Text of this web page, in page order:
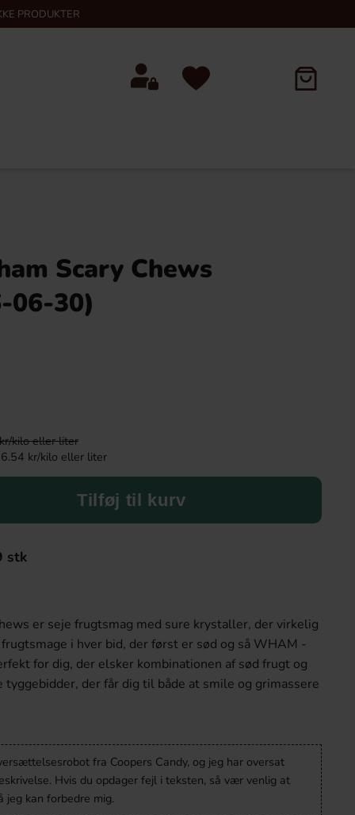
PRODUKTER
Scary Chews
06-30)
kilo eller liter
kr/kilo eller liter
Tilføj til kurv
stk
er seje frugtsmag med sure krystaller, der virkelig
i hver bid, der først er sød og så WHAM -
for dig, der elsker kombinationen af sød frugt og
tyggebidder, der får dig til både at smile og grimassere
fra Coopers Candy, og jeg har oversat
Hvis du opdager fejl i teksten, så vær venlig at
jeg kan forbedre mig.